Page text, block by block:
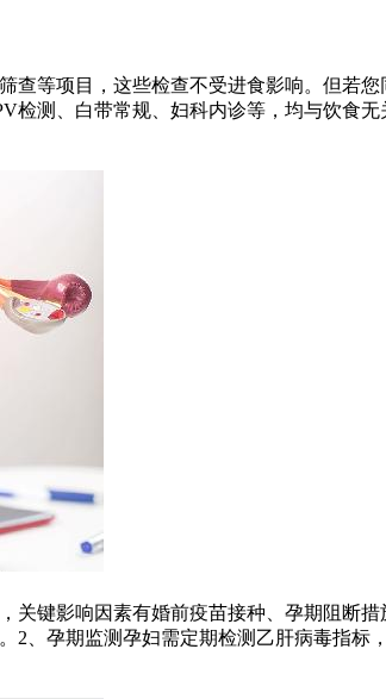
等项目，这些检查不受进食影响。但若
测、白带常规、妇科内诊等，均与饮食
键影响因素有婚前疫苗接种、孕期阻断
、孕期监测孕妇需定期检测乙肝病毒指标